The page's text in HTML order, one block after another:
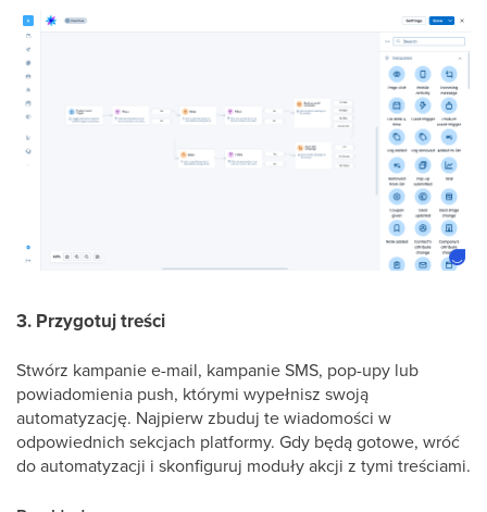
3. Przygotuj treści
Stwórz kampanie e-mail, kampanie SMS, pop-upy lub
powiadomienia push, którymi wypełnisz swoją
automatyzację. Najpierw zbuduj te wiadomości w
odpowiednich sekcjach platformy. Gdy będą gotowe, wróć
do automatyzacji i skonfiguruj moduły akcji z tymi treściami.